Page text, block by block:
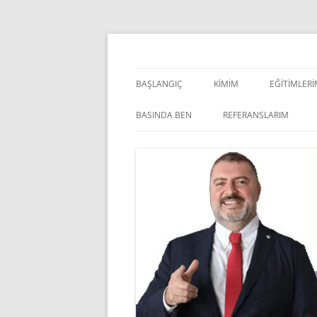
İçeriğe
BAŞLANGIÇ KIMIM
BASINDA BEN REFERANSLARIM